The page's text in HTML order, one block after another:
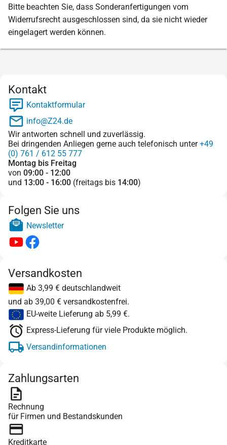
Bitte beachten Sie, dass Sonderanfertigungen vom
Widerrufsrecht ausgeschlossen sind, da sie nicht wieder
eingelagert werden können.
Kontakt
Kontaktformular
info@Z24.de
Wir antworten schnell und zuverlässig.
Bei dringenden Anliegen gerne auch telefonisch unter+49
(0) 761 / 612 55 777
Montag bis Freitag
von 09:00 - 12:00
und 13:00 - 16:00 (freitags bis 14:00)
Folgen Sie uns
Newsletter
Versandkosten
Ab 3,99 € deutschlandweit
und ab 39,00 € versandkostenfrei.
EU-weite Lieferung ab 5,99 €.
Express-Lieferung für viele Produkte möglich.
Versandinformationen
Zahlungsarten
Rechnung
für Firmen und Bestandskunden
Kreditkarte